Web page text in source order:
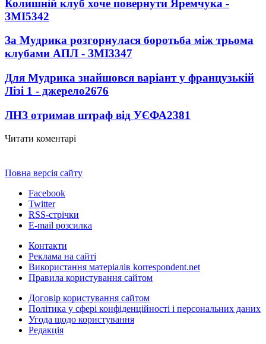
Колишній клуб хоче повернути Яремчука -
ЗМІ5342
За Мудрика розгорнулася боротьба між трьома
клубами АПЛ - ЗМІ3347
Для Мудрика знайшовся варіант у французькій
Лізі 1 - джерело2676
ЛНЗ отримав штраф від УЄФА2381
Читати коментарі
Повна версія сайту
Facebook
Twitter
RSS-стрічки
E-mail розсилка
Контакти
Реклама на сайті
Використання матеріалів korrespondent.net
Правила користування сайтом
Договір користування сайтом
Політика у сфері конфіденційності і персональних даних
Угода щодо користування
Редакція